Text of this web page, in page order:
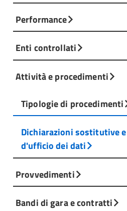
Performance
Enti controllati
Attività e procedimenti
Tipologie di procedimenti
Dichiarazioni sostitutive
d'ufficio dei dati
Provvedimenti
Bandi di gara e contratti